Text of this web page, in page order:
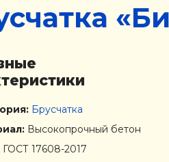
Брусчатка
Высокопрочный бетон
ГОСТ 17608-2017